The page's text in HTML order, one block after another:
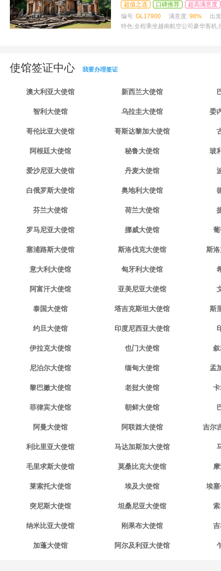
超值之选 口碑推荐
超高满意度
编号: GL17900 满意度: 98%
出
特色:全程乘坐越南航空公司豪华客机
使馆签证中心 我要办理签证
澳大利亚大使馆 新西兰大使馆
智利大使馆 乌拉圭大使馆 委
哥伦比亚大使馆 哥斯达黎加大使馆
阿根廷大使馆 秘鲁大使馆 玻
爱沙尼亚大使馆 丹麦大使馆
白俄罗斯大使馆 奥地利大使馆
芬兰大使馆 荷兰大使馆
罗马尼亚大使馆 挪威大使馆
塞浦路斯大使馆 斯洛伐克大使馆 斯
意大利大使馆 匈牙利大使馆
阿富汗大使馆 亚美尼亚大使馆
泰国大使馆 塔吉克斯坦大使馆 斯
约旦大使馆 印度尼西亚大使馆
伊拉克大使馆 也门大使馆
尼泊尔大使馆 缅甸大使馆 孟
黎巴嫩大使馆 老挝大使馆
菲律宾大使馆 朝鲜大使馆
阿曼大使馆 阿联酋大使馆 吉尔
利比里亚大使馆 马达加斯加大使馆
毛里求斯大使馆 莫桑比克大使馆
莱索托大使馆 埃及大使馆 埃
突尼斯大使馆 坦桑尼亚大使馆
纳米比亚大使馆 刚果布大使馆
加蓬大使馆 阿尔及利亚大使馆